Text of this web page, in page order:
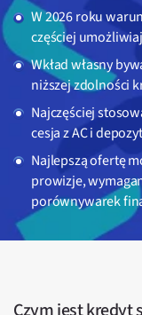
W 2026 roku
częściej
Wkład własny
niższej zdolności
Najczęściej
cesja z AC i
Najlepszą ofertę
prowizje,
porównywarek